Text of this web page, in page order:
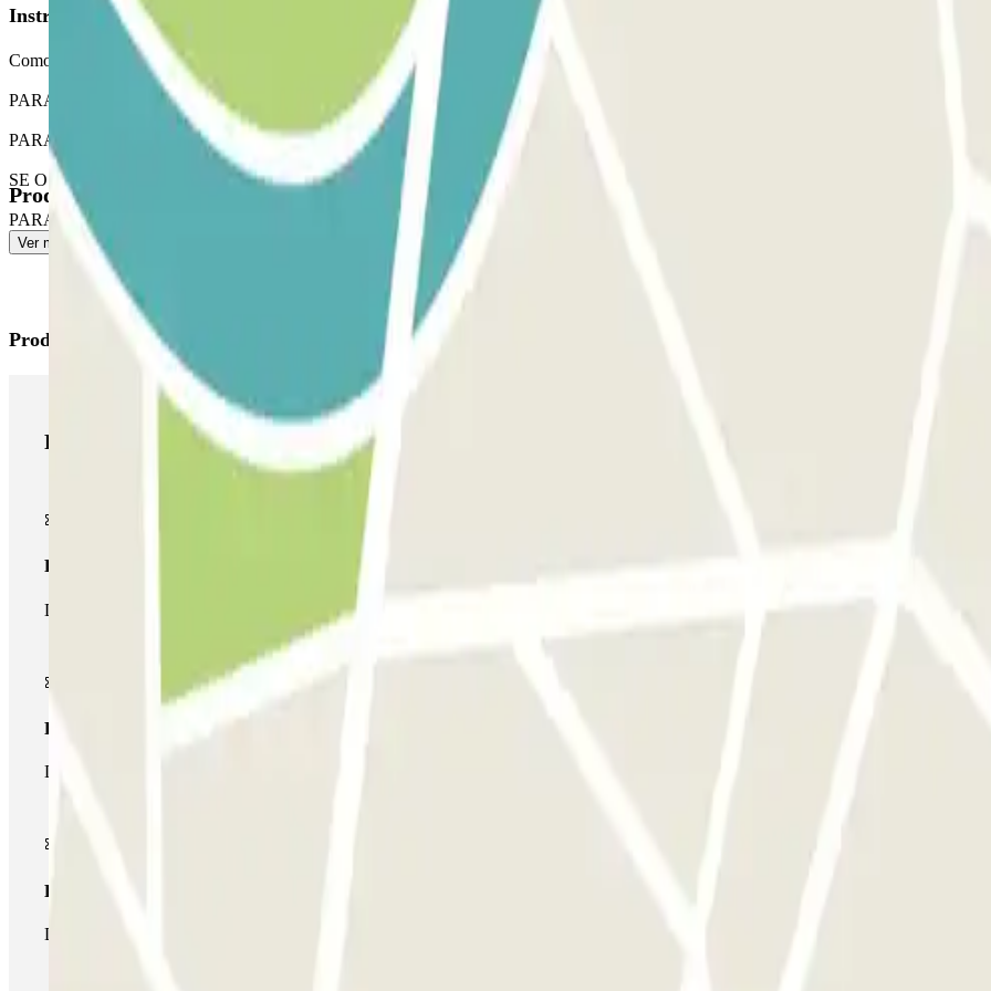
Instruções
Como aceder?
PARA ABRIR A BARREIRA: retire o bilhete. Estacione em qualquer lugar livre QUE NÃO TENHA UMA MATRÍCULA ATRIBUÍDA.
PARA SAIR: PRIMEIRO TEM DE IR À RECEÇÃO PARA VALIDAREM O SEU BILHETE na barreira.
SE O SEU PASSE PERMITIR ENTRADAS E SAÍDAS ILIMITADAS: siga o mesmo procedimento indicado anteriormente para entrar e
PARA A ENTRADA DE PEÕES: PODE UTILIZAR O BILHETE VALIDADO NA RECEÇÃO.
Ver mais
Produtos disponíveis
Produtos Parclick
Produtos Parclick
Passe simples
Durante a sua estadia, só poderá entrar e sair do parque de estacionamento uma vez.
Passe multiestacionamento
Durante a sua estadia, pode utilizar toda a rede de parques de estacionamento deste operador disponível em Parclick.
Passe ilimitado
Durante a sua estadia, pode entrar e sair do parque de estacionamento as vezes que quiser.